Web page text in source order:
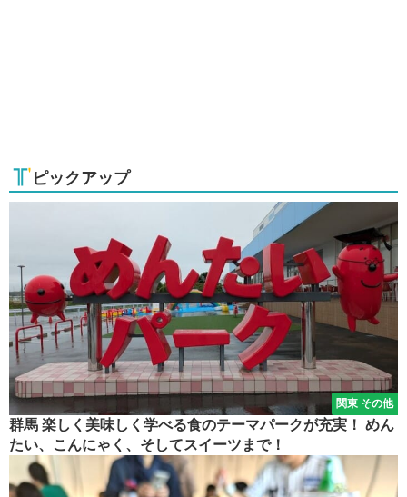
ピックアップ
関東 その他
群馬 楽しく美味しく学べる食のテーマパークが充実！ めん
たい、こんにゃく、そしてスイーツまで！